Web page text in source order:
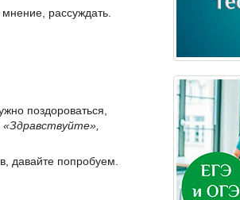
рассуждать.
поздороваться,
давайте попробуем.